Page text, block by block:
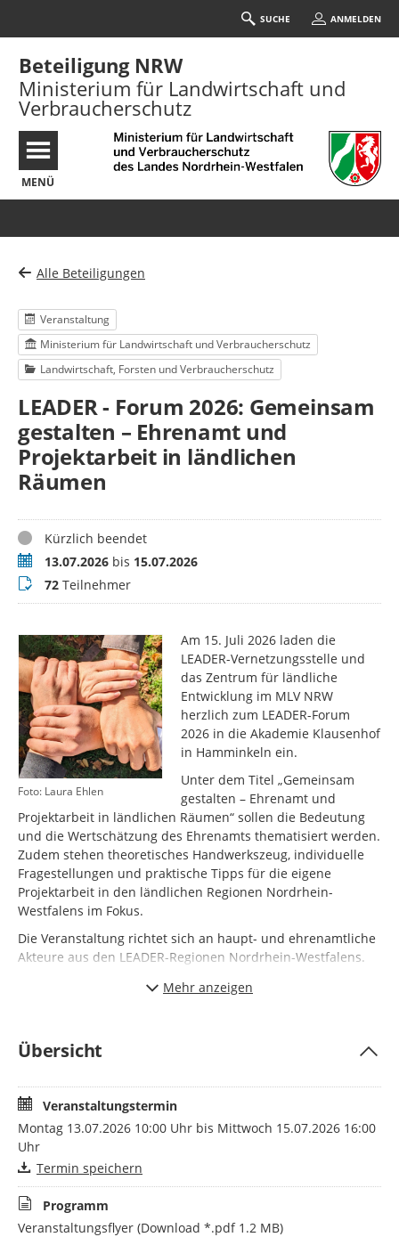
SUCHE ANMELDEN
Beteiligung NRW
Ministerium für Landwirtschaft und
Verbraucherschutz
MENÜ
Alle Beteiligungen
Veranstaltung
Ministerium für Landwirtschaft und Verbraucherschutz
Landwirtschaft, Forsten und Verbraucherschutz
LEADER - Forum 2026: Gemeinsam
gestalten – Ehrenamt und
Projektarbeit in ländlichen
Räumen
StatusKürzlich beendet
Termin13.07.2026 bis 15.07.2026
Teilnehmer
72 Teilnehmer
Foto: Laura Ehlen
Am 15. Juli 2026 laden die
LEADER-Vernetzungsstelle und
das Zentrum für ländliche
Entwicklung im MLV NRW
herzlich zum LEADER-Forum
2026 in die Akademie Klausenhof
in Hamminkeln ein.
Unter dem Titel „Gemeinsam
gestalten – Ehrenamt und
Projektarbeit in ländlichen Räumen“ sollen die Bedeutung
und die Wertschätzung des Ehrenamts thematisiert werden.
Zudem stehen theoretisches Handwerkszeug, individuelle
Fragestellungen und praktische Tipps für die eigene
Projektarbeit in den ländlichen Regionen Nordrhein-
Westfalens im Fokus.
Die Veranstaltung richtet sich an haupt- und ehrenamtliche
Akteure aus den LEADER-Regionen Nordrhein-Westfalens.
Programm folgen in Kürze – eine Anmeldung ist aber bereits
Hinweis:
Fotoaufnahmen gemacht werden. Diese können im
Zusammenhang mit der Berichterstattung über die
Veranstaltung veröffentlicht werden, um über diese
Veranstaltung öffentlichkeitswirksam zu informieren.
Mehr anzeigen
Übersicht
Veranstaltungstermin
Montag 13.07.2026 10:00 Uhr bis Mittwoch 15.07.2026 16:00
Uhr
Termin speichern
Programm
Veranstaltungsflyer (Download *.pdf 1.2 MB)